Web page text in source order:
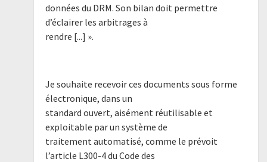
données du DRM. Son bilan doit permettre
d’éclairer les arbitrages à
rendre [...] ».
Je souhaite recevoir ces documents sous forme
électronique, dans un
standard ouvert, aisément réutilisable et
exploitable par un système de
traitement automatisé, comme le prévoit
l’article L300-4 du Code des